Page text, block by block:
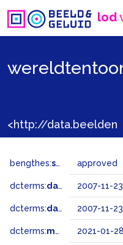
lod
bengthes:status approved
dcterms:dateAccepted 2007-11-
dcterms:dateSubmitted 2007-11-
dcterms:modified 2021-01-